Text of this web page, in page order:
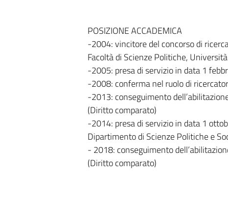
POSIZIONE ACCADEMICA
-2004: vincitore del concorso di
Facoltà di Scienze Politiche,
-2005: presa di servizio in data 1
-2008: conferma nel ruolo di
-2013: conseguimento
(Diritto comparato)
-2014: presa di servizio in data 1
Dipartimento di Scienze Politiche e
- 2018: conseguimento
(Diritto comparato)